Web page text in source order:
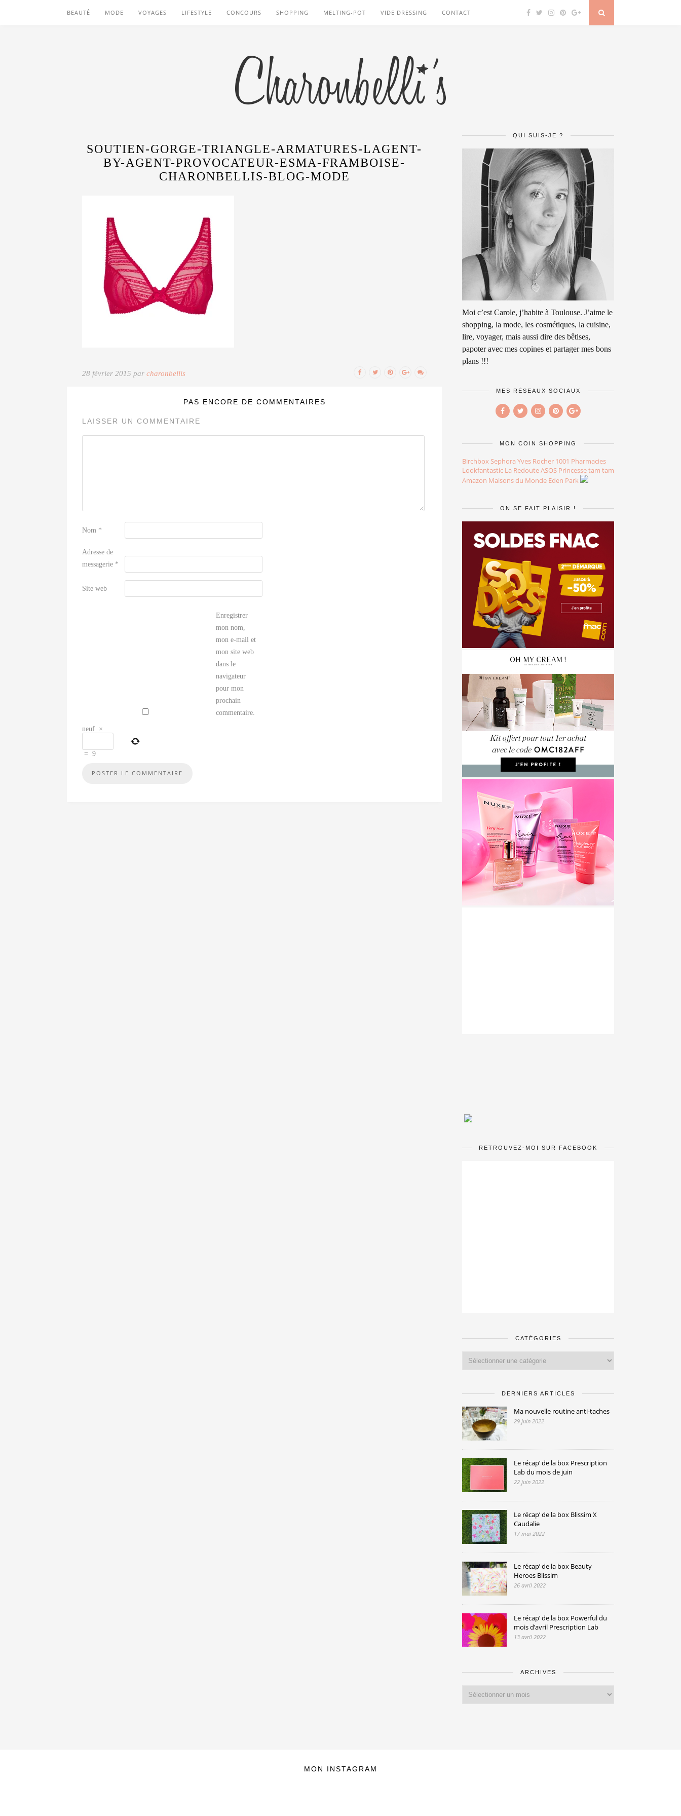
BEAUTÉ MODE VOYAGES LIFESTYLE CONCOURS SHOPPING MELTING-POT VIDE DRESSING CONTACT
SOUTIEN-GORGE-TRIANGLE-ARMATURES-LAGENT-
BY-AGENT-PROVOCATEUR-ESMA-FRAMBOISE-
CHARONBELLIS-BLOG-MODE
28 février 2015 par charonbellis
PAS ENCORE DE COMMENTAIRES
LAISSER UN COMMENTAIRE
Nom *
Adresse de
messagerie *
Site web
Enregistrer
mon nom,
mon e-mail et
mon site web
dans le
navigateur
pour mon
prochain
commentaire.
neuf ×
= 9
QUI SUIS-JE ?
Moi c’est Carole, j’habite à Toulouse. J’aime le
shopping, la mode, les cosmétiques, la cuisine,
lire, voyager, mais aussi dire des bêtises,
papoter avec mes copines et partager mes bons
plans !!!
MES RÉSEAUX SOCIAUX
MON COIN SHOPPING
Birchbox Sephora Yves Rocher 1001 Pharmacies
Lookfantastic La RedouteASOS Princesse tam tam
Amazon Maisons du Monde Eden Park
ON SE FAIT PLAISIR !
RETROUVEZ-MOI SUR FACEBOOK
CATÉGORIES
DERNIERS ARTICLES
Ma nouvelle routine anti-taches
29 juin 2022
Le récap’ de la box Prescription
Lab du mois de juin
22 juin 2022
Le récap’ de la box Blissim X
Caudalie
17 mai 2022
Le récap’ de la box Beauty
Heroes Blissim
26 avril 2022
Le récap’ de la box Powerful du
mois d’avril Prescription Lab
13 avril 2022
ARCHIVES
MON INSTAGRAM